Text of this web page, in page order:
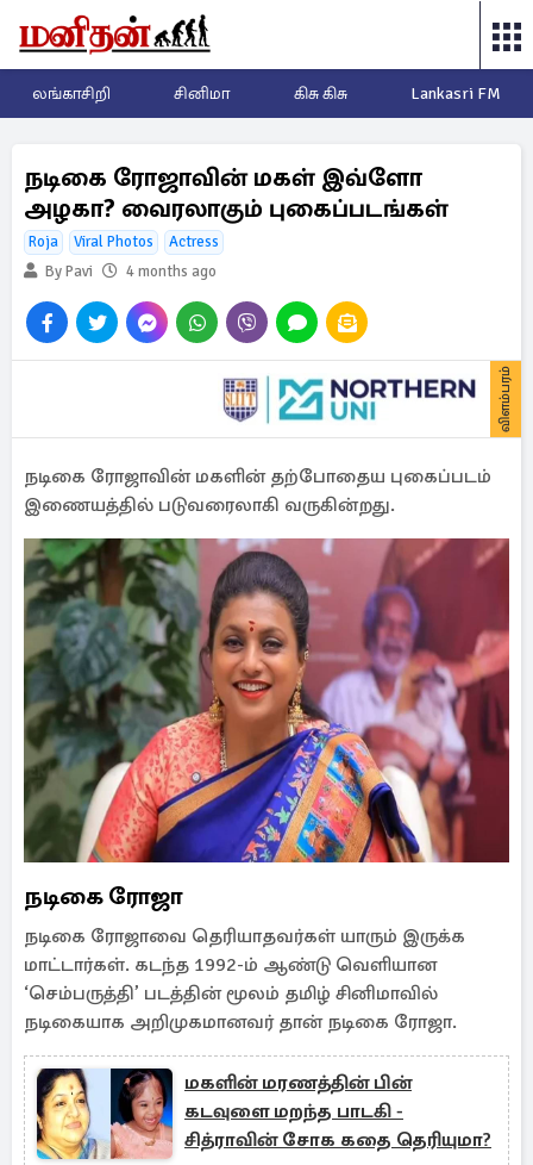
லங்காசிறி சினிமா கிசு கிசு Lankasri FM
நடிகை ரோஜாவின் மகள் இவ்ளோ
அழகா? வைரலாகும் புகைப்படங்கள்
Roja Viral Photos
Actress
By Pavi
4 months ago
விளம்பரம்
நடிகை ரோஜாவின் மகளின் தற்போதைய புகைப்படம்
இணையத்தில் படுவரைலாகி வருகின்றது.
நடிகை ரோஜா
நடிகை ரோஜாவை தெரியாதவர்கள் யாரும் இருக்க
மாட்டார்கள். கடந்த 1992-ம் ஆண்டு வெளியான
‘செம்பருத்தி’ படத்தின் மூலம் தமிழ் சினிமாவில்
நடிகையாக அறிமுகமானவர் தான் நடிகை ரோஜா.
மகளின் மரணத்தின் பின்
கடவுளை மறந்த பாடகி -
சித்ராவின் சோக கதை தெரியுமா?